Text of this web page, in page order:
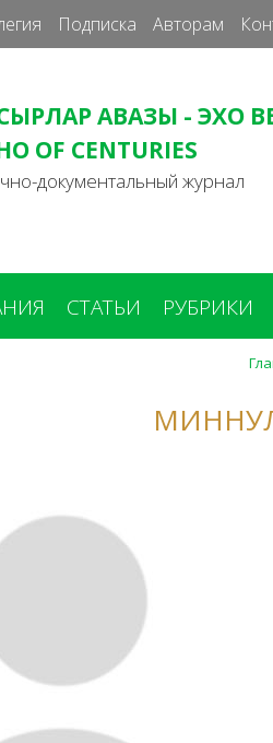
Подписка Авторам
АВАЗЫ - ЭХО
OF CENTURIES
документальный журнал
СТАТЬИ РУБРИКИ